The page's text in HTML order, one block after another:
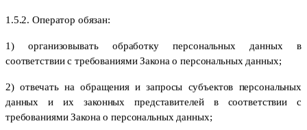
1.5.2. Оператор обязан:
1) организовывать обработку персональных данных в
соответствии с требованиями Закона о персональных данных;
2) отвечать на обращения и запросы субъектов персональных
данных и их законных представителей в соответствии с
требованиями Закона о персональных данных;